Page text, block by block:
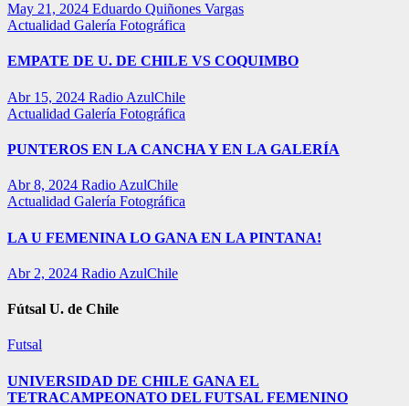
May 21, 2024 Eduardo Quiñones Vargas
Actualidad Galería Fotográfica
EMPATE DE U. DE CHILE VS COQUIMBO
Abr 15, 2024 Radio AzulChile
Actualidad Galería Fotográfica
PUNTEROS EN LA CANCHA Y EN LA GALERÍA
Abr 8, 2024 Radio AzulChile
Actualidad Galería Fotográfica
LA U FEMENINA LO GANA EN LA PINTANA!
Abr 2, 2024 Radio AzulChile
Fútsal U. de Chile
Futsal
UNIVERSIDAD DE CHILE GANA EL
TETRACAMPEONATO DEL FUTSAL FEMENINO